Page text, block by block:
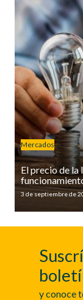
Mercados
El precio de
3 de septiembre de
y conoce